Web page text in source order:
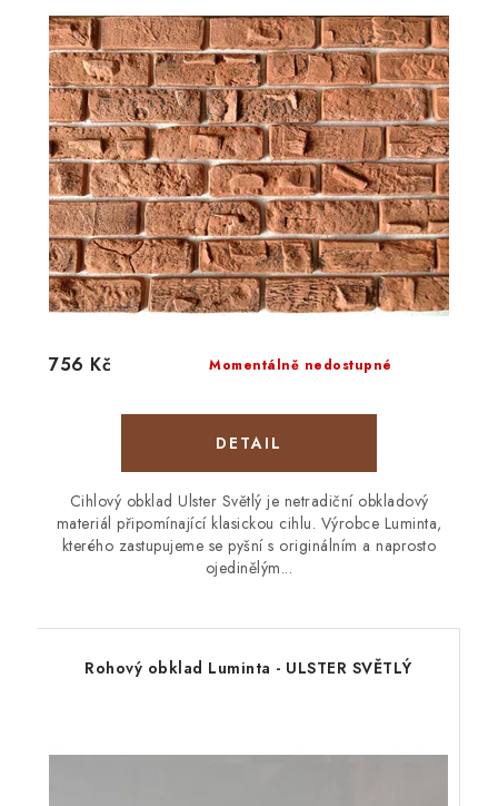
Momentálně nedostupné
756 Kč
Cihlový obklad Ulster Světlý je netradiční obkladový
materiál připomínající klasickou cihlu. Výrobce Luminta,
kterého zastupujeme se pyšní s originálním a naprosto
ojedinělým...
Rohový obklad Luminta - ULSTER SVĚTLÝ